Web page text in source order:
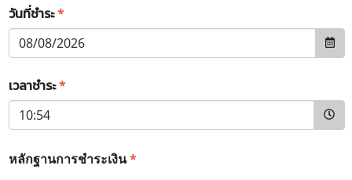
วันที่ชำระ*
เวลาชำระ*
หลักฐานการชำระเงิน*